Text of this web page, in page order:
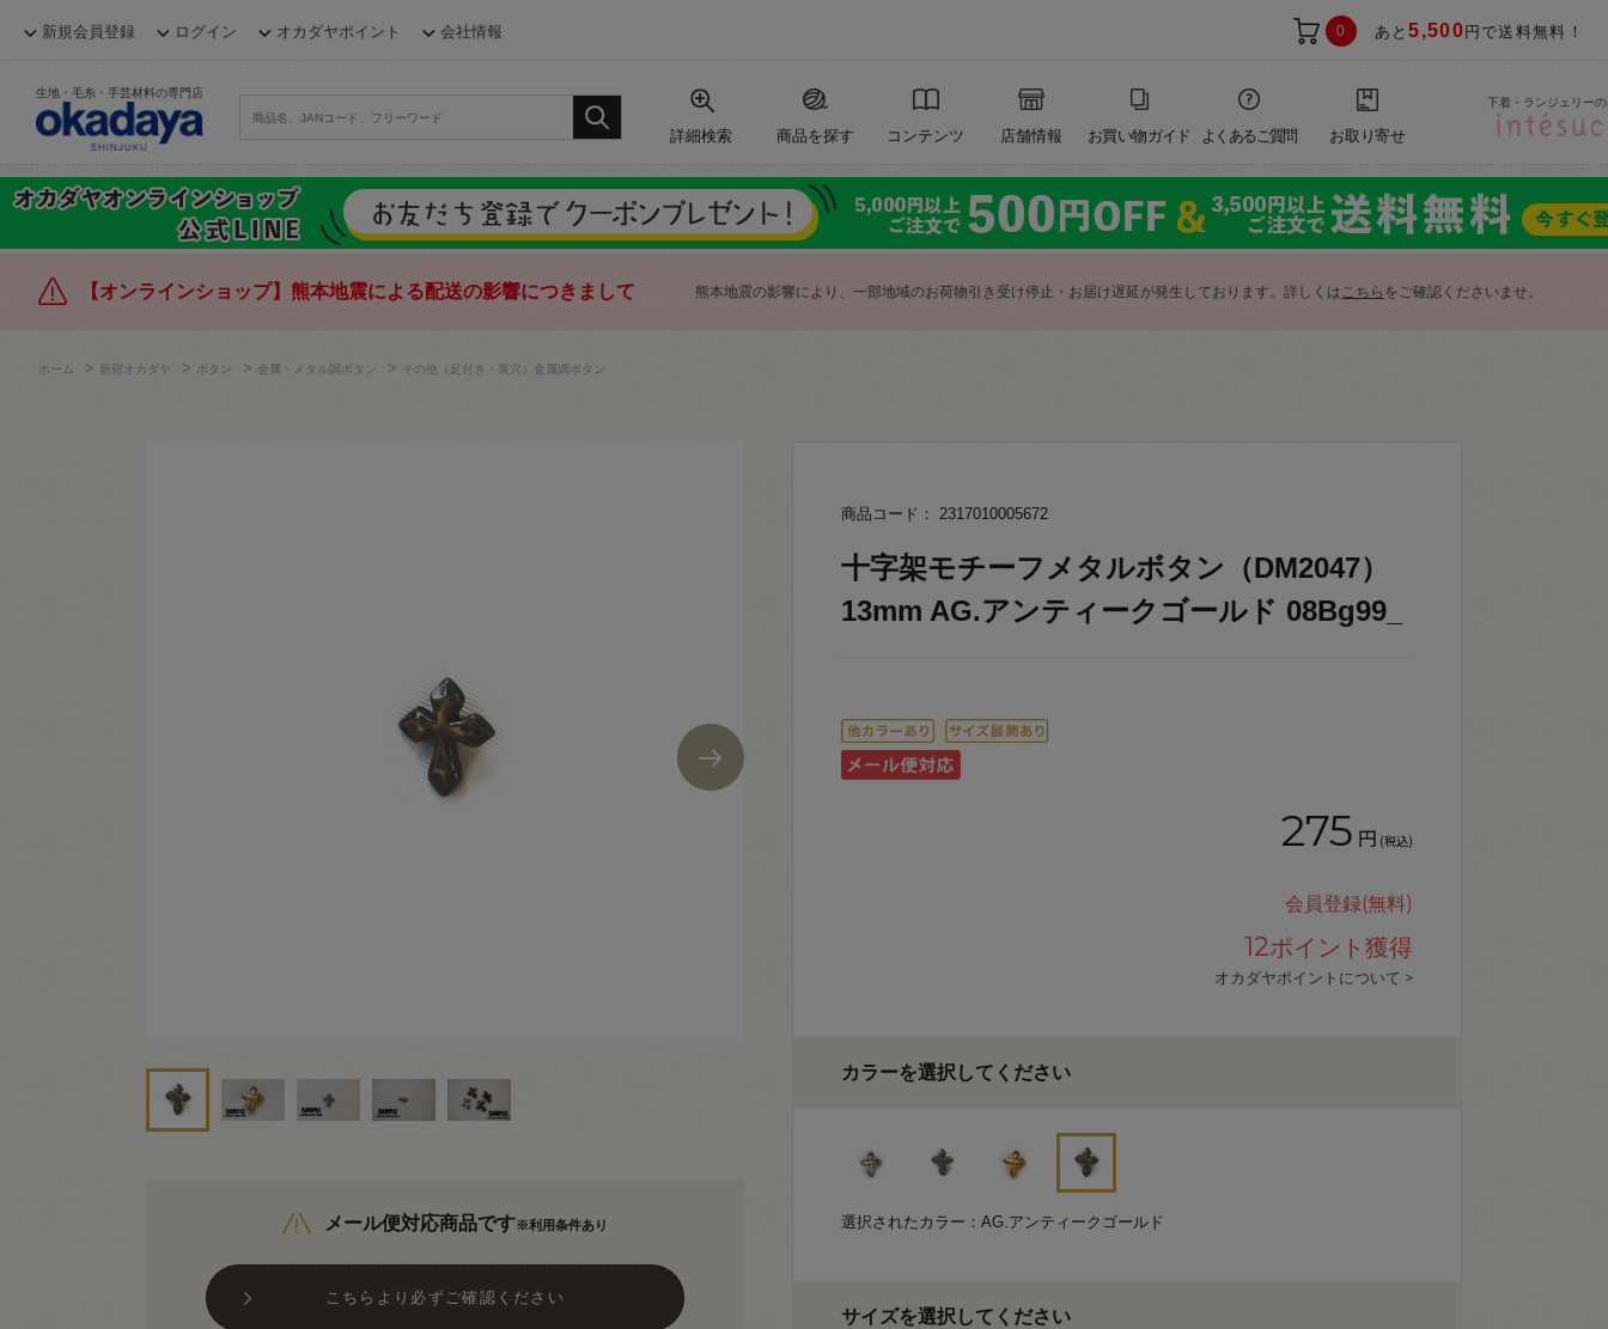
新規会員登録 ログイン オカダヤポイント 会社情報 0 あと5,500 円で送料無料！
生地・毛糸・手芸材料の専門店
詳細検索 商品を探す コンテンツ 店舗情報 お買い物ガイド よくあるご質問 お取り寄せ
下着・ランジェリー
【オンラインショップ】熊本地震による配送の影響につきまして 熊本地震の影響により、一部地域のお荷物引き受け停止・お届け遅延が発生しております。詳しくはこちら をご確認くださいませ。
ホーム > 新宿オカダヤ > ボタン > 金属・メタル調ボタン > その他（足付き・裏穴）金属調ボタン
メール便対応商品です※利用条件あり
こちらより必ずご確認ください
商品コード： 2317010005672
十字架モチーフメタルボタン（DM2047）
13mm AG.アンティークゴールド 08Bg99_
275 円 (税込)
会員登録(無料)
12ポイント獲得
オカダヤポイントについて >
カラーを選択してください
選択されたカラー：AG.アンティークゴールド
サイズを選択してください